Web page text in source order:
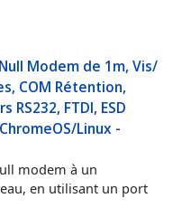
Modem de 1m, Vis/
COM Rétention,
RS232, FTDI, ESD
Linux -
modem à un
en utilisant un port